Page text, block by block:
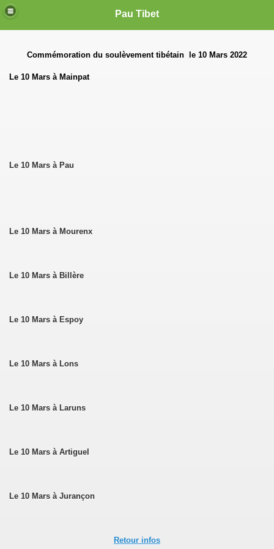
Pau Tibet
Commémoration du soulèvement tibétain le 10 Mars 2022
Le 10 Mars à Mainpat
Le 10 Mars à Pau
Le 10 Mars à Mourenx
Le 10 Mars à Billère
Le 10 Mars à Espoy
Le 10 Mars à Lons
Le 10 Mars à Laruns
Le 10 Mars à Artiguel
Le 10 Mars à Jurançon
Retour infos